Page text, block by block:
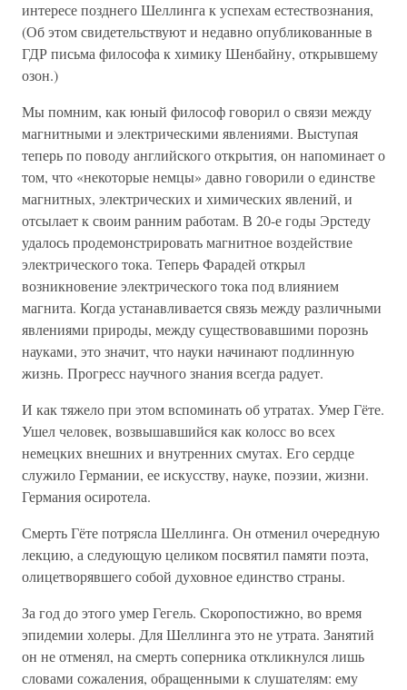
интересе позднего Шеллинга к успехам естествознания,
(Об этом свидетельствуют и недавно опубликованные в
ГДР письма философа к химику Шенбайну, открывшему
озон.)
Мы помним, как юный философ говорил о связи между
магнитными и электрическими явлениями. Выступая
теперь по поводу английского открытия, он напоминает о
том, что «некоторые немцы» давно говорили о единстве
магнитных, электрических и химических явлений, и
отсылает к своим ранним работам. В 20-е годы Эрстеду
удалось продемонстрировать магнитное воздействие
электрического тока. Теперь Фарадей открыл
возникновение электрического тока под влиянием
магнита. Когда устанавливается связь между различными
явлениями природы, между существовавшими порознь
науками, это значит, что науки начинают подлинную
жизнь. Прогресс научного знания всегда радует.
И как тяжело при этом вспоминать об утратах. Умер Гёте.
Ушел человек, возвышавшийся как колосс во всех
немецких внешних и внутренних смутах. Его сердце
служило Германии, ее искусству, науке, поэзии, жизни.
Германия осиротела.
Смерть Гёте потрясла Шеллинга. Он отменил очередную
лекцию, а следующую целиком посвятил памяти поэта,
олицетворявшего собой духовное единство страны.
За год до этого умер Гегель. Скоропостижно, во время
эпидемии холеры. Для Шеллинга это не утрата. Занятий
он не отменял, на смерть соперника откликнулся лишь
словами сожаления, обращенными к слушателям: ему